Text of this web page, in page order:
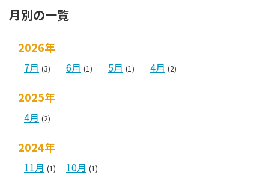
月別の一覧
2026年
7月 (3) 6月 (1) 5月 (1) 4月 (2)
2025年
4月 (2)
2024年
11月 (1) 10月 (1)